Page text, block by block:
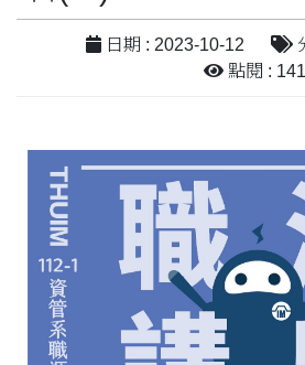
日期 : 2023-10-12
點閱 :